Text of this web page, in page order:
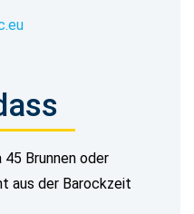
Brunnen oder
aus der Barockzeit